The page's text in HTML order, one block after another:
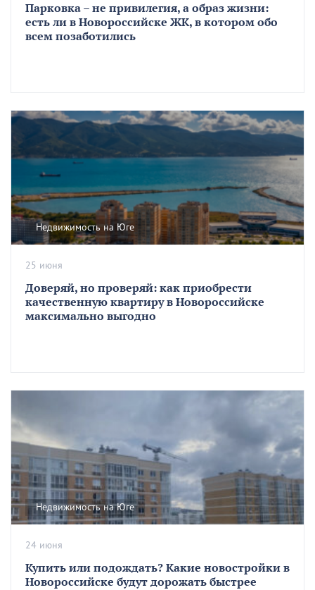
Парковка – не привилегия, а образ жизни:
есть ли в Новороссийске ЖК, в котором обо
всем позаботились
Недвижимость на Юге
Доверяй, но проверяй: как приобрести
качественную квартиру в Новороссийске
максимально выгодно
25 июня
Недвижимость на Юге
Купить или подождать? Какие новостройки в
Новороссийске будут дорожать быстрее
24 июня